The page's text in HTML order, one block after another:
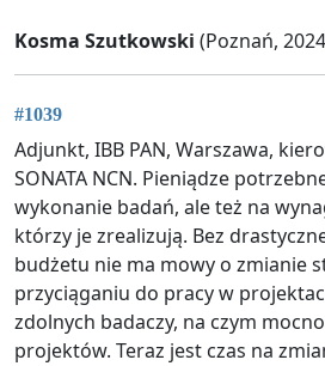
Kosma Szutkowski (Poznań,
#1039
Adjunkt, IBB PAN, Warszawa,
SONATA NCN. Pieniądze
wykonanie badań, ale też na
którzy je zrealizują. Bez
budżetu nie ma mowy o zmianie
przyciąganiu do pracy w
zdolnych badaczy, na czym
projektów. Teraz jest czas na